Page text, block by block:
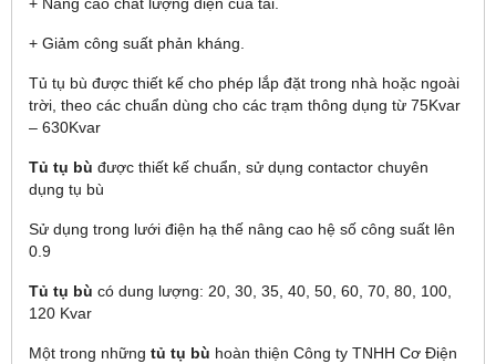
+ Nâng cao chất lượng điện của tải.
+ Giảm công suất phản kháng.
Tủ tụ bù được thiết kế cho phép lắp đặt trong nhà hoặc ngoài
trời, theo các chuẩn dùng cho các trạm thông dụng từ 75Kvar
– 630Kvar
Tủ tụ bù được thiết kế chuẩn, sử dụng contactor chuyên
dụng tụ bù
Sử dụng trong lưới điện hạ thế nâng cao hệ số công suất lên
0.9
Tủ tụ bù có dung lượng: 20, 30, 35, 40, 50, 60, 70, 80, 100,
120 Kvar
Một trong những tủ tụ bù hoàn thiện Công ty TNHH Cơ Điện